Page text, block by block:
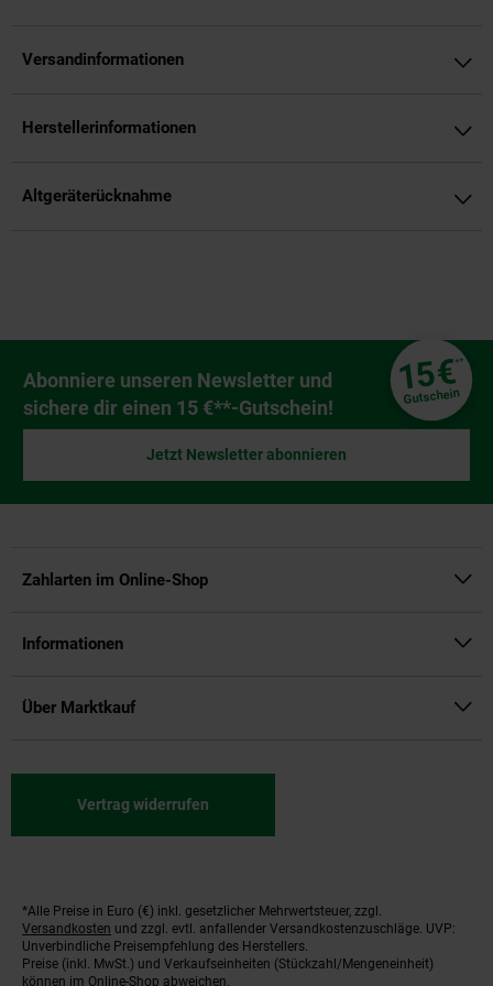
Versandinformationen
Herstellerinformationen
Altgeräterücknahme
Newsletter Anmeldung
Abonniere unseren Newsletter und
sichere dir einen 15 €**-Gutschein!
15€**
Gutschein
Jetzt Newsletter abonnieren
Zahlarten im Online-Shop
Informationen
Über Marktkauf
Vertrag widerrufen
Fußnoten
*Alle Preise in Euro (€) inkl. gesetzlicher Mehrwertsteuer, zzgl.
Versandkosten und zzgl. evtl. anfallender Versandkostenzuschläge. UVP:
Unverbindliche Preisempfehlung des Herstellers.
Preise (inkl. MwSt.) und Verkaufseinheiten (Stückzahl/Mengeneinheit)
können im Online-Shop abweichen.